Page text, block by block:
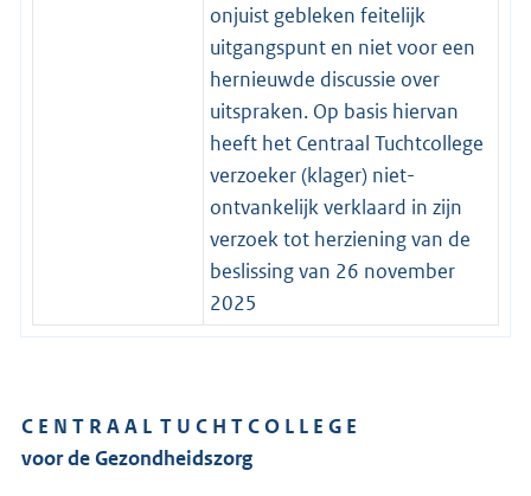
onjuist gebleken feitelijk
uitgangspunt en niet voor een
hernieuwde discussie over
uitspraken. Op basis hiervan
heeft het Centraal Tuchtcollege
verzoeker (klager) niet-
ontvankelijk verklaard in zijn
verzoek tot herziening van de
beslissing van 26 november
2025
C E N T R A A L T U C H T C O L L E G E
voor de Gezondheidszorg